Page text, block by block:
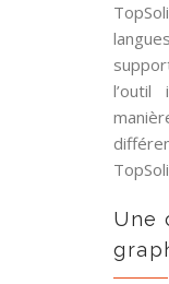
Une